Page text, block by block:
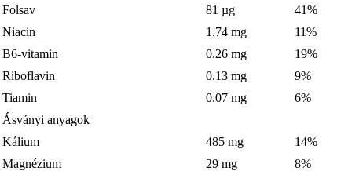
Folsav
81 µg
41%
Niacin
1.74 mg
11%
B6-vitamin
0.26 mg
19%
Riboflavin
0.13 mg
9%
Tiamin
0.07 mg
6%
Ásványi anyagok
Kálium
485 mg
14%
Magnézium
29 mg
8%